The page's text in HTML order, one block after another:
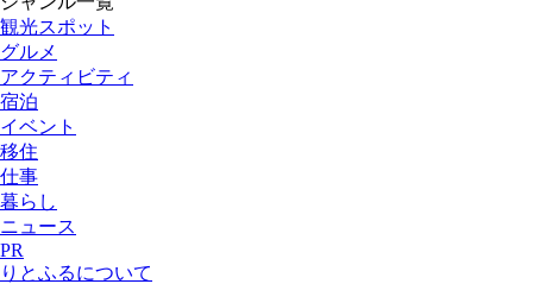
観光スポット
グルメ
アクティビティ
宿泊
イベント
移住
仕事
暮らし
ニュース
PR
りとふるについて